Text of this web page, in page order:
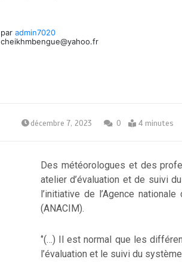
par admin7020
cheikhmbengue@yahoo.fr
décembre 7, 2023 0 4 minutes
Des météorologues et des
atelier d’évaluation et de suivi
l’initiative de l’Agence
(ANACIM).
‘’(…) Il est normal que les
l’évaluation et le suivi du